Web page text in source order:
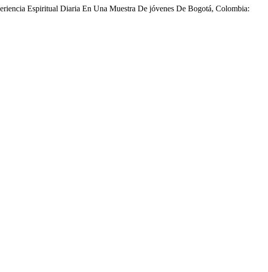
Espiritual Diaria En Una Muestra De jóvenes De Bogotá, Colombia: